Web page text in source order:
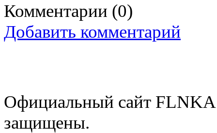
Комментарии (0)
Добавить комментарий
Официальный сайт
защищены.